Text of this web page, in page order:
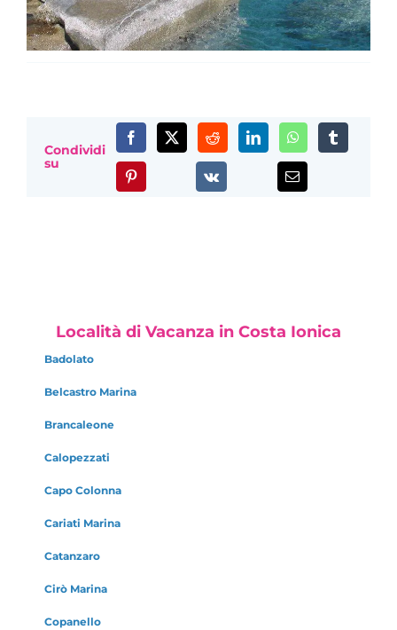
Condividi
su
Località di Vacanza in Costa Ionica
Badolato
Belcastro Marina
Brancaleone
Calopezzati
Capo Colonna
Cariati Marina
Catanzaro
Cirò Marina
Copanello